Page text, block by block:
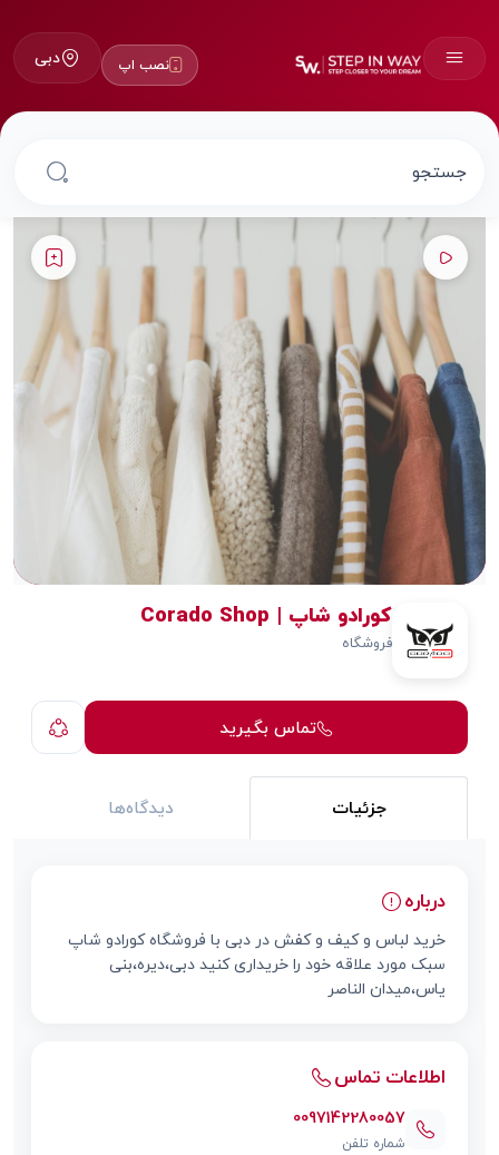
نصب اپ دبی
کورادو شاپ | Corado Shop
فروشگاه
تماس بگیرید
جزئیات دیدگاه‌ها
درباره
خرید لباس و کیف و کفش در دبی با فروشگاه کورادو شاپ
سبک مورد علاقه خود را خریداری کنید دبی،دیره،بنی
یاس،میدان الناصر
اطلاعات تماس
0097142280057
شماره تلفن